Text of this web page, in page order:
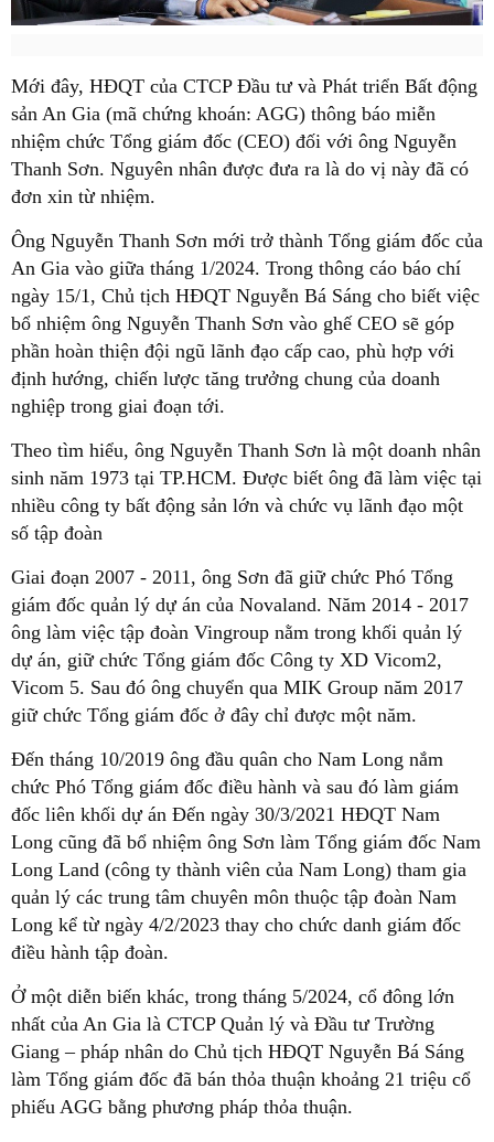
Mới đây, HĐQT của CTCP Đầu tư và Phát triển Bất động
sản An Gia (mã chứng khoán: AGG) thông báo miễn
nhiệm chức Tổng giám đốc (CEO) đối với ông Nguyễn
Thanh Sơn. Nguyên nhân được đưa ra là do vị này đã có
đơn xin từ nhiệm.
Ông Nguyễn Thanh Sơn mới trở thành Tổng giám đốc của
An Gia vào giữa tháng 1/2024. Trong thông cáo báo chí
ngày 15/1, Chủ tịch HĐQT Nguyễn Bá Sáng cho biết việc
bổ nhiệm ông Nguyễn Thanh Sơn vào ghế CEO sẽ góp
phần hoàn thiện đội ngũ lãnh đạo cấp cao, phù hợp với
định hướng, chiến lược tăng trưởng chung của doanh
nghiệp trong giai đoạn tới.
Theo tìm hiểu, ông Nguyễn Thanh Sơn là một doanh nhân
sinh năm 1973 tại TP.HCM. Được biết ông đã làm việc tại
nhiều công ty bất động sản lớn và chức vụ lãnh đạo một
số tập đoàn
Giai đoạn 2007 - 2011, ông Sơn đã giữ chức Phó Tổng
giám đốc quản lý dự án của Novaland. Năm 2014 - 2017
ông làm việc tập đoàn Vingroup nằm trong khối quản lý
dự án, giữ chức Tổng giám đốc Công ty XD Vicom2,
Vicom 5. Sau đó ông chuyển qua MIK Group năm 2017
giữ chức Tổng giám đốc ở đây chỉ được một năm.
Đến tháng 10/2019 ông đầu quân cho Nam Long nắm
chức Phó Tổng giám đốc điều hành và sau đó làm giám
đốc liên khối dự án Đến ngày 30/3/2021 HĐQT Nam
Long cũng đã bổ nhiệm ông Sơn làm Tổng giám đốc Nam
Long Land (công ty thành viên của Nam Long) tham gia
quản lý các trung tâm chuyên môn thuộc tập đoàn Nam
Long kể từ ngày 4/2/2023 thay cho chức danh giám đốc
điều hành tập đoàn.
Ở một diễn biến khác, trong tháng 5/2024, cổ đông lớn
nhất của An Gia là CTCP Quản lý và Đầu tư Trường
Giang – pháp nhân do Chủ tịch HĐQT Nguyễn Bá Sáng
làm Tổng giám đốc đã bán thỏa thuận khoảng 21 triệu cổ
phiếu AGG bằng phương pháp thỏa thuận.